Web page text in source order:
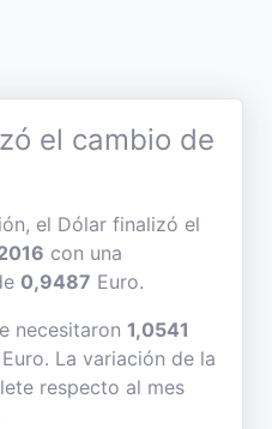
el cambio de
el Dólar finalizó el
con una
0,9487 Euro.
necesitaron 1,0541
Euro. La variación de la
respecto al mes